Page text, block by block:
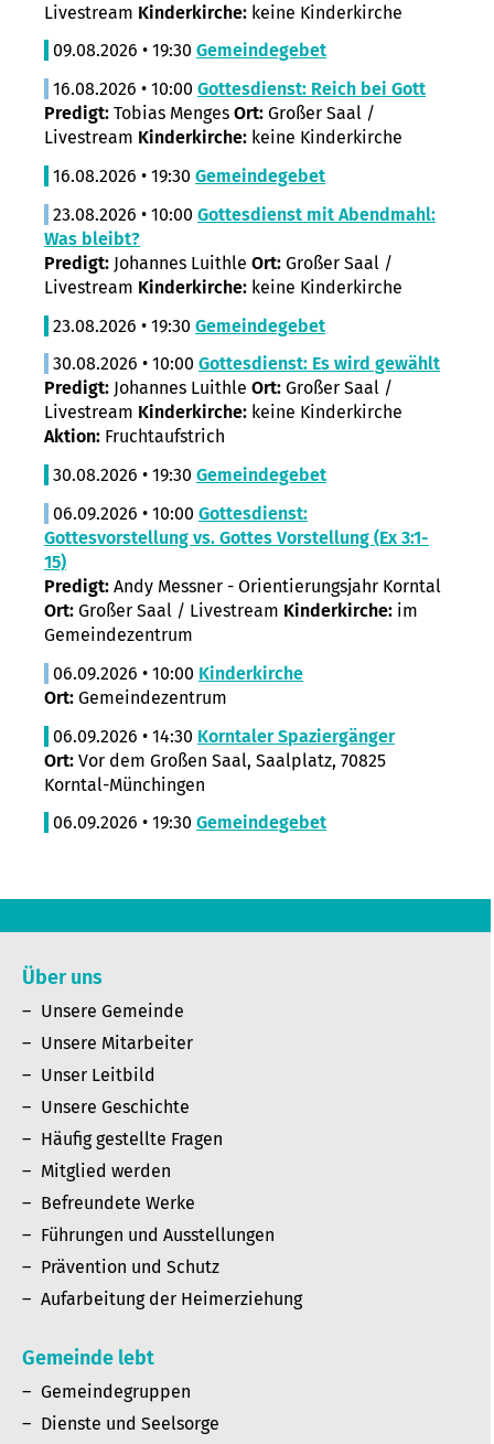
Livestream Kinderkirche: keine Kinderkirche
09.08.2026 • 19:30 Gemeindegebet
16.08.2026 • 10:00 Gottesdienst: Reich bei Gott
Predigt: Tobias Menges Ort: Großer Saal /
Livestream Kinderkirche: keine Kinderkirche
16.08.2026 • 19:30 Gemeindegebet
23.08.2026 • 10:00 Gottesdienst mit Abendmahl:
Was bleibt?
Predigt: Johannes Luithle Ort: Großer Saal /
Livestream Kinderkirche: keine Kinderkirche
23.08.2026 • 19:30 Gemeindegebet
30.08.2026 • 10:00 Gottesdienst: Es wird gewählt
Predigt: Johannes Luithle Ort: Großer Saal /
Livestream Kinderkirche: keine Kinderkirche
Aktion: Fruchtaufstrich
30.08.2026 • 19:30 Gemeindegebet
06.09.2026 • 10:00 Gottesdienst:
Gottesvorstellung vs. Gottes Vorstellung (Ex 3:1-
15)
Predigt: Andy Messner - Orientierungsjahr Korntal
Ort: Großer Saal / Livestream Kinderkirche: im
Gemeindezentrum
06.09.2026 • 10:00 Kinderkirche
Ort: Gemeindezentrum
06.09.2026 • 14:30 Korntaler Spaziergänger
Ort: Vor dem Großen Saal, Saalplatz, 70825
Korntal-Münchingen
06.09.2026 • 19:30 Gemeindegebet
Über uns
Unsere Gemeinde
Unsere Mitarbeiter
Unser Leitbild
Unsere Geschichte
Häufig gestellte Fragen
Mitglied werden
Befreundete Werke
Führungen und Ausstellungen
Prävention und Schutz
Aufarbeitung der Heimerziehung
Gemeinde lebt
Gemeindegruppen
Dienste und Seelsorge